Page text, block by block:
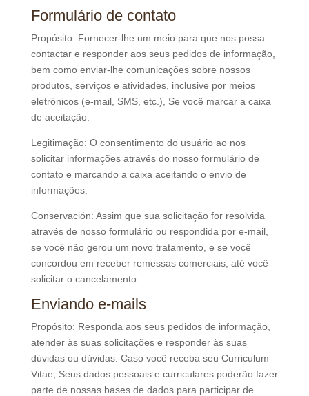
Formulário de contato
Propósito: Fornecer-lhe um meio para que nos possa
contactar e responder aos seus pedidos de informação,
bem como enviar-lhe comunicações sobre nossos
produtos, serviços e atividades, inclusive por meios
eletrônicos (e-mail, SMS, etc.), Se você marcar a caixa
de aceitação.
Legitimação: O consentimento do usuário ao nos
solicitar informações através do nosso formulário de
contato e marcando a caixa aceitando o envio de
informações.
Conservación: Assim que sua solicitação for resolvida
através de nosso formulário ou respondida por e-mail,
se você não gerou um novo tratamento, e se você
concordou em receber remessas comerciais, até você
solicitar o cancelamento.
Enviando e-mails
Propósito: Responda aos seus pedidos de informação,
atender às suas solicitações e responder às suas
dúvidas ou dúvidas. Caso você receba seu Curriculum
Vitae, Seus dados pessoais e curriculares poderão fazer
parte de nossas bases de dados para participar de